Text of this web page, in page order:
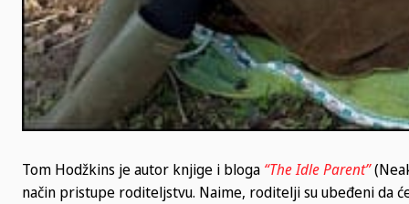
Tom Hodžkins je autor knjige i bloga “The Idle Parent”
način pristupe roditeljstvu. Naime, roditelji su ubeđeni da